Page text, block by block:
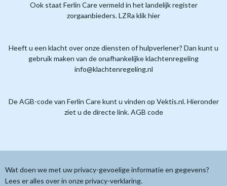
Ook staat Ferlin Care vermeld in het landelijk register
zorgaanbieders. LZRa klik hier
Heeft u een klacht over onze diensten of hulpverlener? Dan kunt u
gebruik maken van de onafhankelijke klachtenregeling
info@klachtenregeling.nl
De AGB-code van Ferlin Care kunt u vinden op Vektis.nl. Hieronder
ziet u de directe link. AGB code
Wat doen we met uw privacy-gevoelige informatie en gegevens?
Lees er alles over in onze privacy-verklaring.